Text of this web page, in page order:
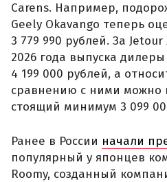
Carens. Например,
Geely Okavango теперь
3 779 990 рублей. За Jetour
2026 года выпуска
4 199 000 рублей, а
сравнению с ними можно
стоящий минимум 3 099
Ранее в России начали
популярный у японцев
Roomy, созданный